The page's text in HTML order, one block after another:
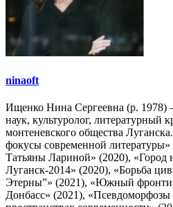
ninaoft
Ищенко Нина Сергеевна (р. 1978)
наук, культуролог, литературный
монтеневского общества
фокусы современной
Татьяны Лариной» (2020), «Город
Луганск-2014» (2020), «Борьба
Этерны”» (2021), «Южный
Донбасс» (2021), «Псевдоморфозы